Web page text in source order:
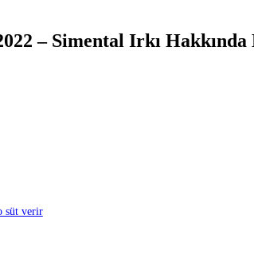
– Simental Irkı Hakkında
süt verir